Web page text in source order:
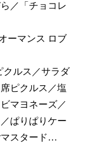
／「チョコレ
ーマンス ロブ
ルス／サラダ
ピクルス／塩
マヨネーズ／
ぱりぱりケー
マスタード…